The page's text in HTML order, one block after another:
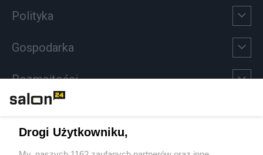
Polityka
Gospodarka
Rozmaitości
Sport
Drogi Użytkowniku,